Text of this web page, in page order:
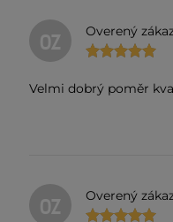
OZ Overený
Velmi dobrý poměr
OZ Overený